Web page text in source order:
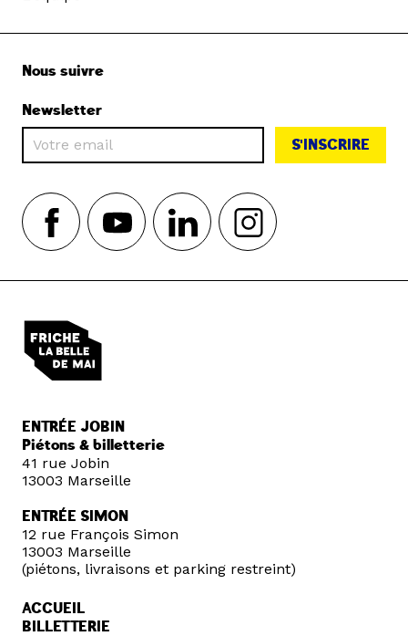
Nous suivre
Newsletter
S'INSCRIRE
ENTRÉE JOBIN
Piétons & billetterie
41 rue Jobin
13003 Marseille
ENTRÉE SIMON
12 rue François Simon
13003 Marseille
(piétons, livraisons et parking restreint)
ACCUEIL
BILLETTERIE